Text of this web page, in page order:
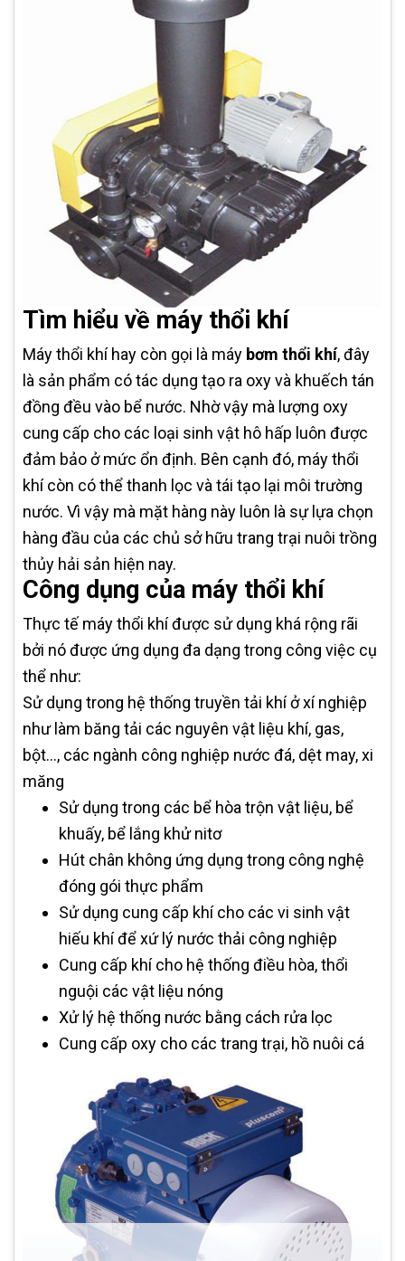
Tìm hiểu về máy thổi khí
Máy thổi khí hay còn gọi là máy bơm thổi khí, đây
là sản phẩm có tác dụng tạo ra oxy và khuếch tán
đồng đều vào bể nước. Nhờ vậy mà lượng oxy
cung cấp cho các loại sinh vật hô hấp luôn được
đảm bảo ở mức ổn định. Bên cạnh đó, máy thổi
khí còn có thể thanh lọc và tái tạo lại môi trường
nước. Vì vậy mà mặt hàng này luôn là sự lựa chọn
hàng đầu của các chủ sở hữu trang trại nuôi trồng
thủy hải sản hiện nay.
Công dụng của máy thổi khí
Thực tế máy thổi khí được sử dụng khá rộng rãi
bởi nó được ứng dụng đa dạng trong công việc cụ
thể như:
Sử dụng trong hệ thống truyền tải khí ở xí nghiệp
như làm băng tải các nguyên vật liệu khí, gas,
bột…, các ngành công nghiệp nước đá, dệt may, xi
măng
Sử dụng trong các bể hòa trộn vật liệu, bể
khuấy, bể lắng khử nitơ
Hút chân không ứng dụng trong công nghệ
đóng gói thực phẩm
Sử dụng cung cấp khí cho các vi sinh vật
hiếu khí để xứ lý nước thải công nghiệp
Cung cấp khí cho hệ thống điều hòa, thổi
nguội các vật liệu nóng
Xử lý hệ thống nước bằng cách rửa lọc
Cung cấp oxy cho các trang trại, hồ nuôi cá